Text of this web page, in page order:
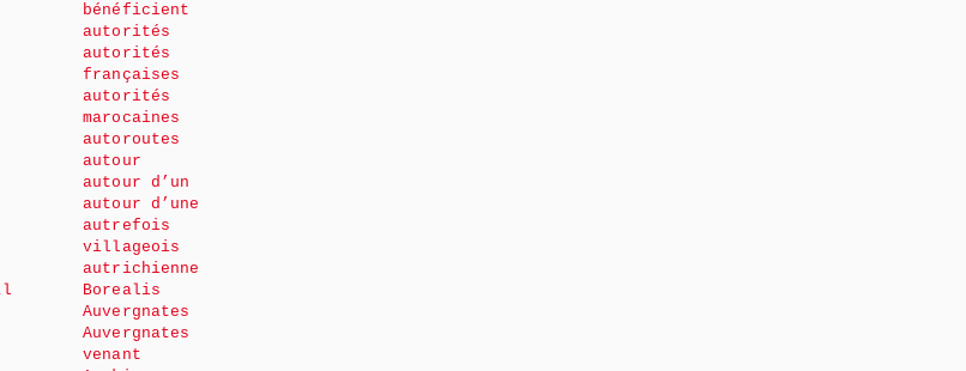
bénéficient
autorités
autorités
françaises
autorités
marocaines
autoroutes
autour
autour d’un
autour d’une
autrefois
villageois
autrichienne
Borealis
Auvergnates
Auvergnates
venant